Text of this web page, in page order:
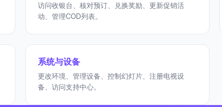
访问收银台、核对预订、兑换奖励、更新促销活
动、管理COD列表。
系统与设备
更改环境、管理设备、控制幻灯片、注册电视设
备、访问支持中心。